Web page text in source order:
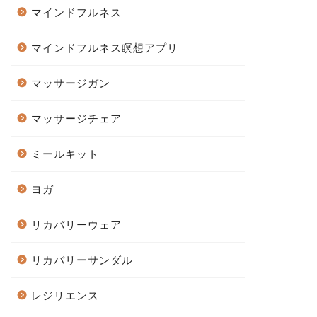
マインドフルネス
マインドフルネス瞑想アプリ
マッサージガン
マッサージチェア
ミールキット
ヨガ
リカバリーウェア
リカバリーサンダル
レジリエンス